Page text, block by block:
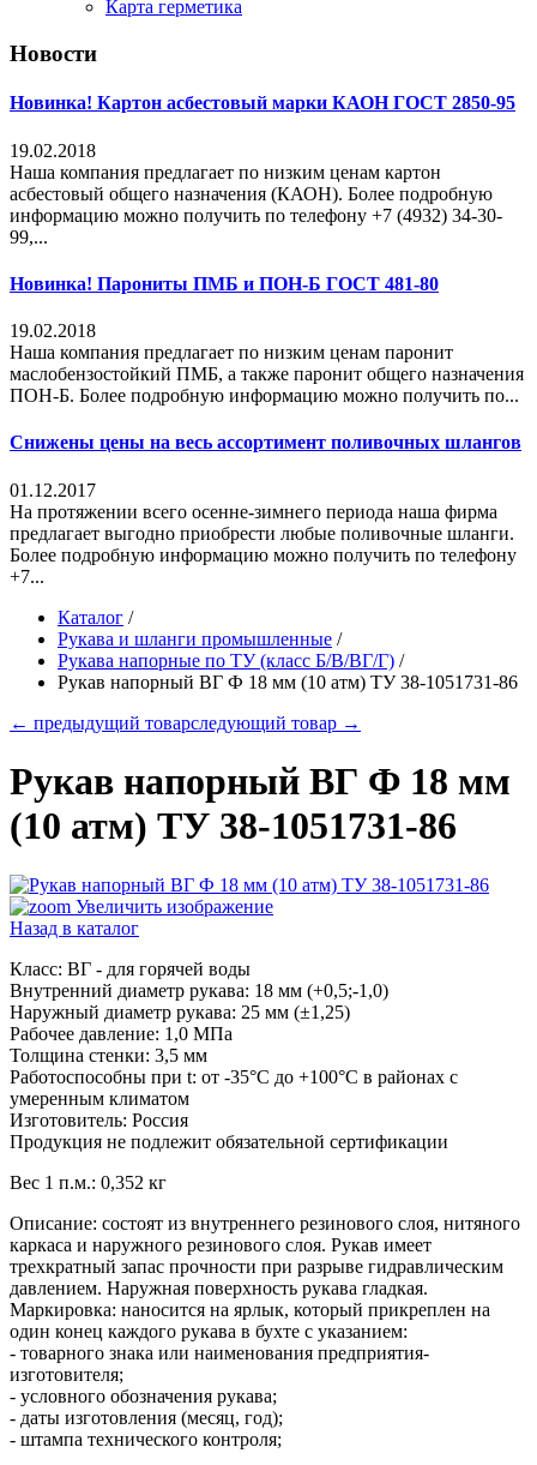
Карта герметика
Новости
Новинка! Картон асбестовый марки КАОН ГОСТ 2850-95
19.02.2018
Наша компания предлагает по низким ценам картон
асбестовый общего назначения (КАОН). Более подробную
информацию можно получить по телефону +7 (4932) 34-30-
99,...
Новинка! Парониты ПМБ и ПОН-Б ГОСТ 481-80
19.02.2018
Наша компания предлагает по низким ценам паронит
маслобензостойкий ПМБ, а также паронит общего назначения
ПОН-Б. Более подробную информацию можно получить по...
Снижены цены на весь ассортимент поливочных шлангов
01.12.2017
На протяжении всего осенне-зимнего периода наша фирма
предлагает выгодно приобрести любые поливочные шланги.
Более подробную информацию можно получить по телефону
+7...
Каталог /
Рукава и шланги промышленные /
Рукава напорные по ТУ (класс Б/В/ВГ/Г) /
Рукaв напорный ВГ Ф 18 мм (10 атм) ТУ 38-1051731-86
← предыдущий товарследующий товар →
Рукaв напорный ВГ Ф 18 мм
(10 атм) ТУ 38-1051731-86
Увеличить изображение
Назад в каталог
Класс: ВГ - для горячей воды
Внутренний диаметр рукава: 18 мм (+0,5;-1,0)
Наружный диаметр рукава: 25 мм (±1,25)
Рабочее давление: 1,0 МПа
Толщина стенки: 3,5 мм
Работоспособны при t: от -35°С до +100°С в районах с
умеренным климатом
Изготовитель: Россия
Продукция не подлежит обязательной сертификации
Вес 1 п.м.: 0,352 кг
Описание: состоят из внутреннего резинового слоя, нитяного
каркаса и наружного резинового слоя. Рукав имеет
трехкратный запас прочности при разрыве гидравлическим
давлением. Наружная поверхность рукава гладкая.
Маркировка: наносится на ярлык, который прикреплен на
один конец каждого рукава в бухте с указанием:
- товарного знака или наименования предприятия-
изготовителя;
- условного обозначения рукава;
- даты изготовления (месяц, год);
- штампа технического контроля;